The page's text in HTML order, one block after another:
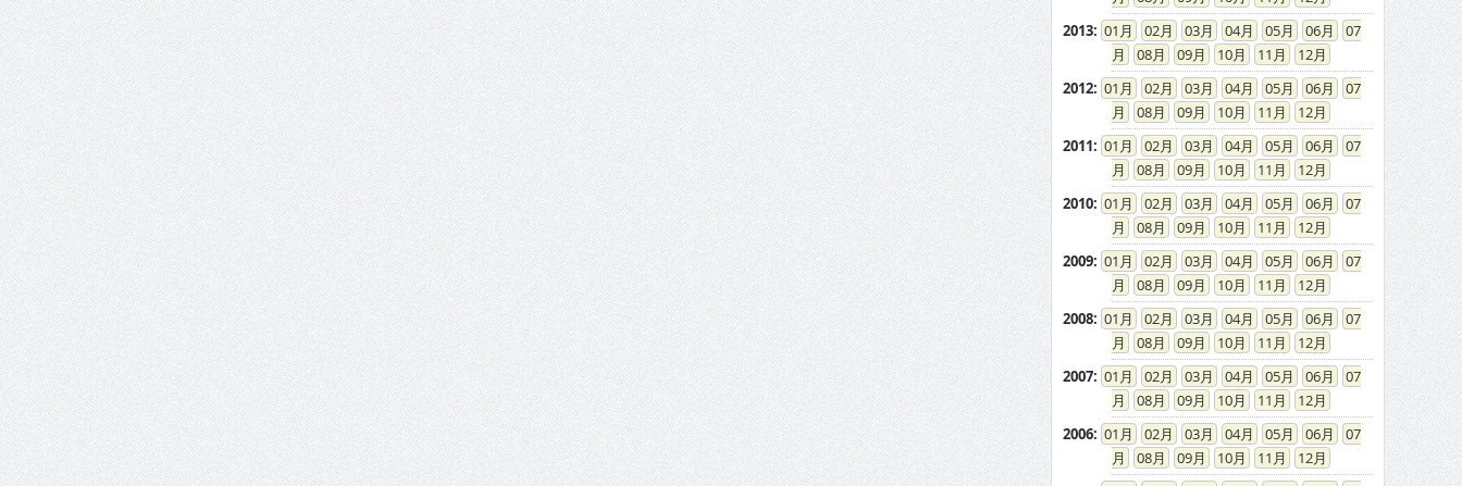
2013: 01 02 03 04 05 06
07
08
09 10 11
12
2012: 01 02 03 04 05 06
07
08
09 10 11
12
2011: 01 02 03 04 05 06
07
08
09 10 11
12
2010: 01 02 03 04 05 06
07
08
09 10 11
12
2009: 01 02 03 04 05 06
07
08
09 10 11
12
2008: 01 02 03 04 05 06
07
08
09 10 11
12
2007: 01 02 03 04 05 06
07
08
09 10 11
12
2006: 01 02 03 04 05 06
07
08
09 10 11
12